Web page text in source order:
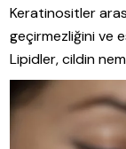
Keratinositler
geçirmezliğini ve
Lipidler, cildin